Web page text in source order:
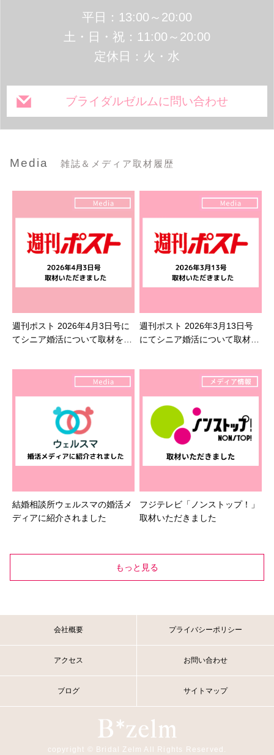
平日：13:00～20:00
土・日・祝：11:00～20:00
定休日：火・水
ブライダルゼルムに問い合わせ
Media 雑誌＆メディア取材履歴
週刊ポスト 2026年4月3日号に
てシニア婚活について取材を受
週刊ポスト 2026年3月13日号
にてシニア婚活について取材を
結婚相談所ウェルスマの婚活メ
ディアに紹介されました
フジテレビ「ノンストップ！」
取材いただきました
もっと見る
会社概要 プライバシーポリシー
アクセス お問い合わせ
ブログ サイトマップ
copyright © Bridal Zelm All Rights Reserved.